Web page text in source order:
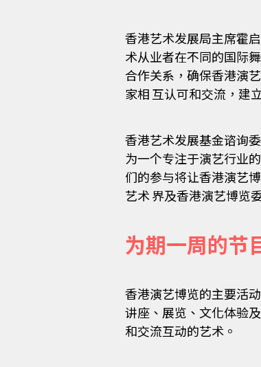
香港艺术发展局主席霍
术从业者在不同的国际
合作关系，确保香港演
家相 互认可和交流，建
香港艺术发展基金谘询
为一个专注于演艺行业
们的参与将让香港演艺
艺术 界及香港演艺博览
为期一周的节
香港演艺博览的主要活
讲座、展览、文化体验
和交流互动的艺术。